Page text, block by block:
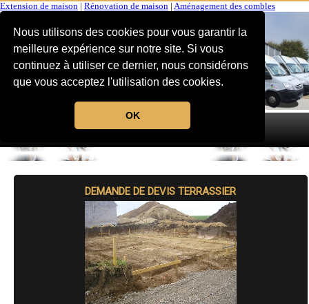
Nous utilisons des cookies pour vous garantir la
meilleure expérience sur notre site. Si vous
continuez à utiliser ce dernier, nous considérons
que vous acceptez l'utilisation des cookies.
OK
Extension de maison Rénovation de maison Aménagement des combles
MENU
DEMANDE DE DEVIS TERRASSIER